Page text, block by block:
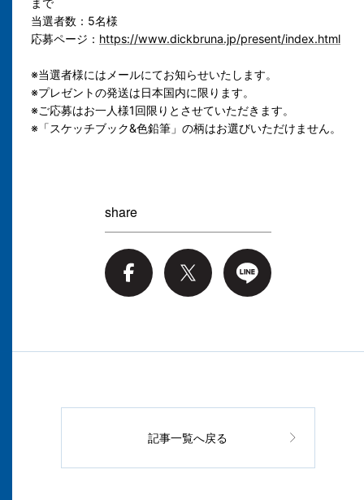
当選者数：5名様
応募ページ： https://www.dickbruna.jp/present/index.html
※当選者様にはメールにてお知らせいたします。
※プレゼントの発送は日本国内に限ります。
※ご応募はお一人様1回限りとさせていただきます。
※「スケッチブック&色鉛筆」の柄はお選びいただけません。
share
記事一覧へ戻る